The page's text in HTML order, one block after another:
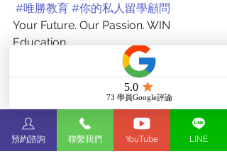
#唯勝教育 #你的私人留學顧問
Your Future. Our Passion. WIN
Education
#留學 #英國留學 #英國留學顧問 #英國
#英國留學代辦 #英國碩士申
請 #英國研究所申請 #英國碩士 #英國
研究所
#英國碩士留學 #英國大學
#英
國大學申請 #英國學校
#英國大學預備
預約諮詢 聯繫我們 YouTube LINE